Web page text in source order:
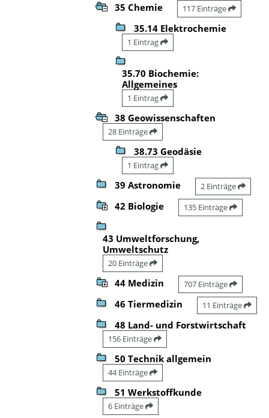
35 Chemie 117 Einträge
35.14 Elektrochemie
1 Eintrag
35.70 Biochemie:
Allgemeines
1 Eintrag
38 Geowissenschaften
28 Einträge
38.73 Geodäsie
1 Eintrag
39 Astronomie 2 Einträge
42 Biologie 135 Einträge
43 Umweltforschung,
Umweltschutz
20 Einträge
44 Medizin 707 Einträge
46 Tiermedizin 11 Einträge
48 Land- und Forstwirtschaft
156 Einträge
50 Technik allgemein
44 Einträge
51 Werkstoffkunde
6 Einträge